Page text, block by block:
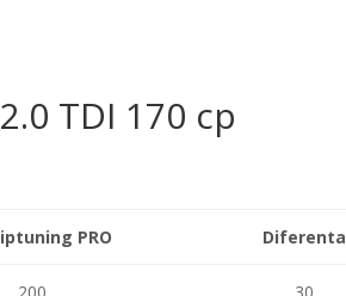
TDI 170 cp
PRO Diferenta